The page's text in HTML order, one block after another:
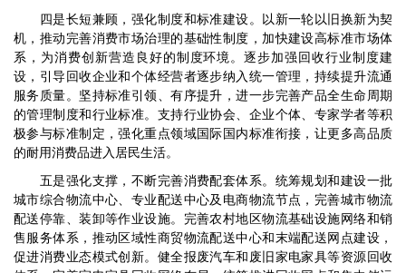
四是长短兼顾，强化制度和标准建设。以新一轮以旧换新为契
机，推动完善消费市场治理的基础性制度，加快建设高标准市场体
系，为消费创新营造良好的制度环境。逐步加强回收行业制度建
设，引导回收企业和个体经营者逐步纳入统一管理，持续提升流通
服务质量。坚持标准引领、有序提升，进一步完善产品全生命周期
的管理制度和行业标准。支持行业协会、企业个体、专家学者等积
极参与标准制定，强化重点领域国际国内标准衔接，让更多高品质
的耐用消费品进入居民生活。
五是强化支撑，不断完善消费配套体系。统筹规划和建设一批
城市综合物流中心、专业配送中心及电商物流节点，完善城市物流
配送停靠、装卸等作业设施。完善农村地区物流基础设施网络和销
售服务体系，推动区域性商贸物流配送中心和末端配送网点建设，
促进消费业态模式创新。健全报废汽车和废旧家电家具等资源回收